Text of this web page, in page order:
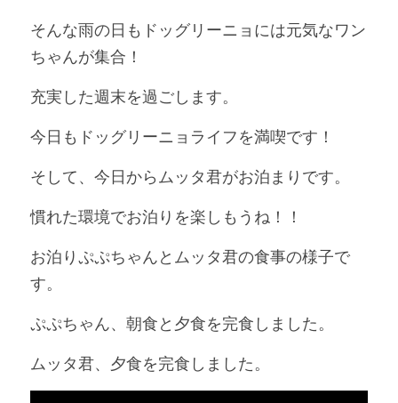
そんな雨の日もドッグリーニョには元気なワン
ちゃんが集合！
充実した週末を過ごします。
今日もドッグリーニョライフを満喫です！
そして、今日からムッタ君がお泊まりです。
慣れた環境でお泊りを楽しもうね！！
お泊りぷぷちゃんとムッタ君の食事の様子で
す。
ぷぷちゃん、朝食と夕食を完食しました。
ムッタ君、夕食を完食しました。